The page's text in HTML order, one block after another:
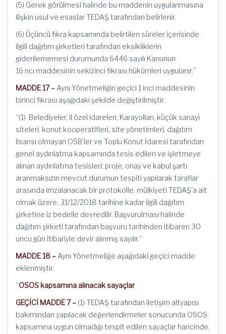
(5) Gerek görülmesi halinde bu maddenin uygulanmasına
ilişkin usul ve esaslar TEDAŞ tarafından belirlenir.
(6) Üçüncü fıkra kapsamında belirtilen süreler içerisinde
ilgili dağıtım şirketleri tarafından eksikliklerin
giderilememesi durumunda 6446 sayılı Kanunun
16 ncı maddesinin sekizinci fıkrası hükümleri uygulanır.”
MADDE 17 – Aynı Yönetmeliğin geçici 1 inci maddesinin
birinci fıkrası aşağıdaki şekilde değiştirilmiştir.
“(1) Belediyeler, il özel idareleri, Karayolları, küçük sanayi
siteleri, konut kooperatifleri, site yönetimleri, dağıtım
lisansı olmayan OSB’ler ve Toplu Konut İdaresi tarafından
genel aydınlatma kapsamında tesis edilen ve işletmeye
alınan aydınlatma tesisleri; proje, onay ve kabul şartı
aranmaksızın mevcut durumun tespiti yapılarak taraflar
arasında imzalanacak bir protokolle, mülkiyeti TEDAŞ’a ait
olmak üzere, 31/12/2018 tarihine kadar ilgili dağıtım
şirketine iz bedelle devredilir. Başvurulması halinde
dağıtım şirketi tarafından başvuru tarihinden itibaren 30
uncu gün itibariyle devir alınmış sayılır.”
MADDE 18 – Aynı Yönetmeliğe aşağıdaki geçici madde
eklenmiştir.
“OSOS kapsamına alınacak sayaçlar
GEÇİCİ MADDE 7 – (1) TEDAŞ tarafından iletişim altyapısı
bakımından yapılacak değerlendirmeler sonucunda OSOS
kapsamına uygun olmadığı tespit edilen sayaçlar haricinde,